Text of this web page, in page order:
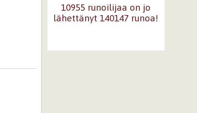
10955 runoilijaa on jo
lähettänyt 140147 runoa!